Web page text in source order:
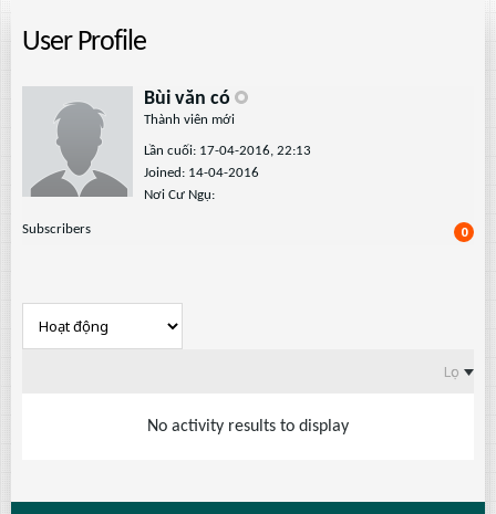
User Profile
Bùi văn có
Thành viên mới
Lần cuối: 17-04-2016, 22:13
Joined: 14-04-2016
Nơi Cư Ngụ:
Subscribers 0
Lọc
No activity results to display